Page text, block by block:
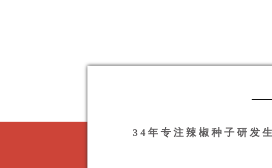
34年专注辣椒种子研发